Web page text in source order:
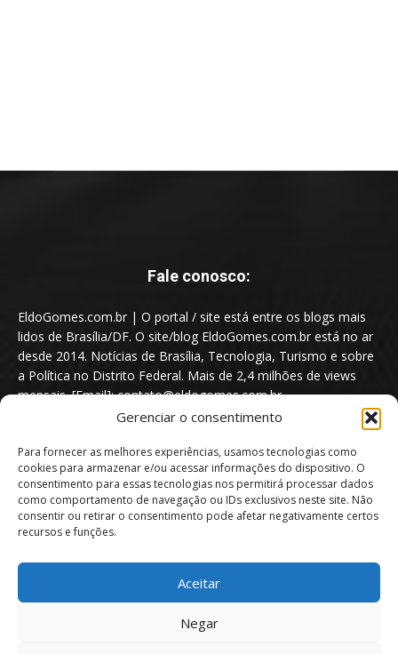
Gerenciar o consentimento
Para fornecer as melhores experiências, usamos tecnologias como
cookies para armazenar e/ou acessar informações do dispositivo. O
consentimento para essas tecnologias nos permitirá processar dados
como comportamento de navegação ou IDs exclusivos neste site. Não
consentir ou retirar o consentimento pode afetar negativamente certos
recursos e funções.
Aceitar
Negar
Fale conosco:
EldoGomes.com.br | O portal / site está entre os blogs mais
lidos de Brasília/DF. O site/blog EldoGomes.com.br está no ar
desde 2014. Notícias de Brasília, Tecnologia, Turismo e sobre
a Política no Distrito Federal. Mais de 2,4 milhões de views
mensais. [Email]: contato@eldogomes.com.br
Portal EldoGomes.com.br | Entre os Blogs mais lidos de Brasília/DF. |